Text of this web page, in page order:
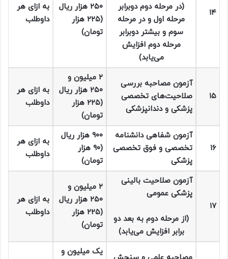
۱۴
(در مرحله دوم دوبرابر
مرحله اول و در مرحله
سوم و بیشتر دوبرابر
مرحله دوم افزایش
می‌یابد)
۲۵۰ هزار ریال
(۲۲۵ هزار
تومان)
به ازای هر
داوطلب
۱۵
آزمون مصاحبه بررسی
صلاحیت‌های تخصصی
پزشکی و دندانپزشکی
۲ میلیون و
۲۵۰ هزار ریال
(۲۲۵ هزار
تومان)
به ازای هر
داوطلب
۱۶
آزمون شفاهی دانشنامه
تخصصی و فوق تخصصی
پزشکی
۹۰۰ هزار ریال
(۹۰ هزار
تومان)
به ازای هر
داوطلب
۱۷
آزمون صلاحیت بالینی
پزشکی عمومی
(از مرحله دوم به بعد دو
برابر افزایش می‌یابد)
۲ میلیون و
۲۵۰ هزار ریال
(۲۲۵ هزار
تومان)
به ازای هر
داوطلب
یک میلیون و